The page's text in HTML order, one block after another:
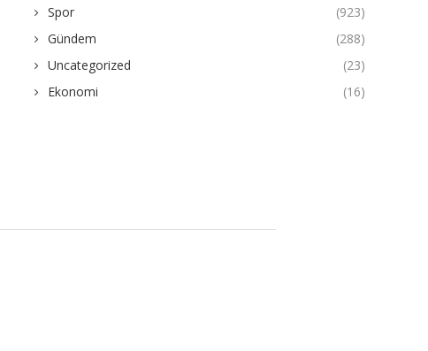
Spor
(923)
Gündem
(288)
Uncategorized
(23)
Ekonomi
(16)